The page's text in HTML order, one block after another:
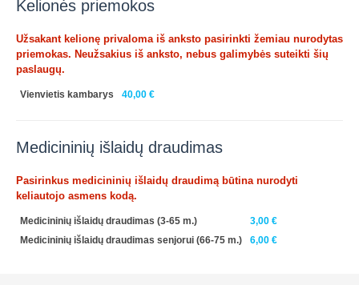
Kelionės priemokos
Užsakant kelionę privaloma iš anksto pasirinkti žemiau nurodytas
priemokas. Neužsakius iš anksto, nebus galimybės suteikti šių
paslaugų.
Vienvietis kambarys 40,00 €
Medicininių išlaidų draudimas
Pasirinkus medicininių išlaidų draudimą būtina nurodyti
keliautojo asmens kodą.
Medicininių išlaidų draudimas (3-65 m.)
3,00 €
Medicininių išlaidų draudimas senjorui (66-75 m.)
6,00 €